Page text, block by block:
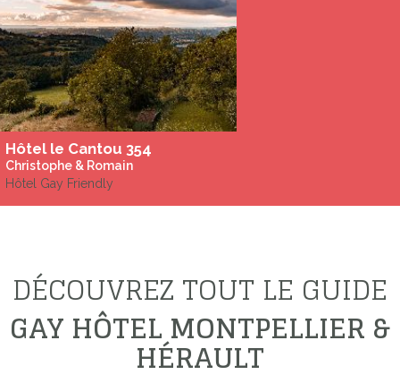
Hôtel le Cantou 354
Christophe & Romain
Hôtel Gay Friendly
DÉCOUVREZ TOUT LE GUIDE
GAY HÔTEL MONTPELLIER &
HÉRAULT